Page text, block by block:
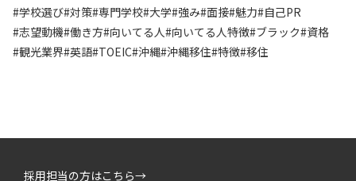
#学校選び#対策#専門学校#大学#強み#面接#魅力#自己PR
#志望動機#働き方#向いてる人#向いてる人特徴#ブラック#資格
#観光業界#英語#TOEIC#沖縄#沖縄移住#特徴#移住
採用担当の方はこちら→